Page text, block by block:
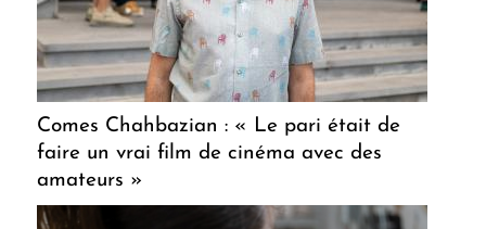
Comes Chahbazian : « Le pari était de
faire un vrai film de cinéma avec des
amateurs »